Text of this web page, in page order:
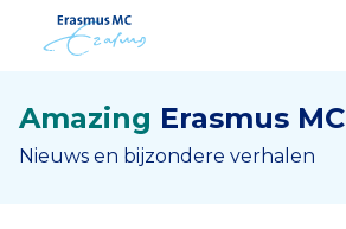
Amazing Erasmus MC
Nieuws en bijzondere verhalen